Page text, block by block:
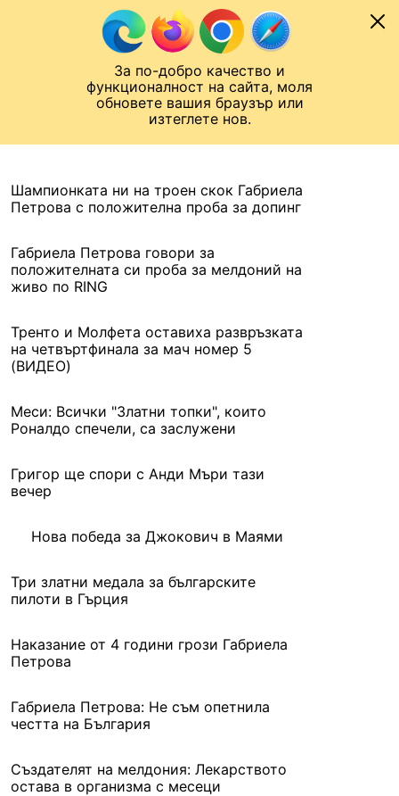
За по-добро качество и
функционалност на сайта, моля
обновете вашия браузър или
изтеглете нов.
Към съдържанието
Лига на Конференциите
Шампионката ни на троен скок Габриела
Петрова с положителна проба за допинг
Габриела Петрова говори за
положителната си проба за мелдоний на
живо по RING
Тренто и Молфета оставиха развръзката
на четвъртфинала за мач номер 5
(ВИДЕО)
Меси: Всички "Златни топки", които
Роналдо спечели, са заслужени
Григор ще спори с Анди Мъри тази
вечер
Нова победа за Джокович в Маями
Три златни медала за българските
пилоти в Гърция
Наказание от 4 години грози Габриела
Петрова
Габриела Петрова: Не съм опетнила
честта на България
Създателят на мелдония: Лекарството
остава в организма с месеци